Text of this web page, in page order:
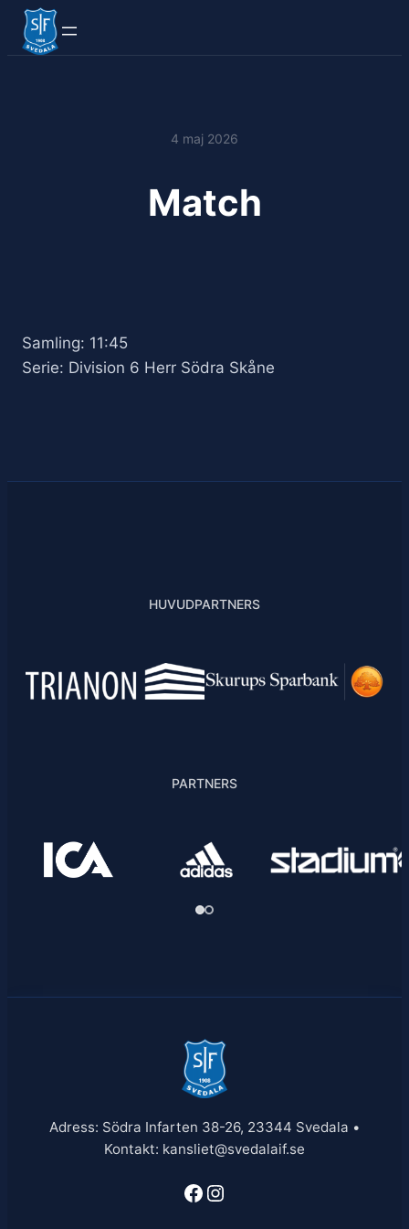
4 maj 2026
Match
Samling: 11:45
Serie: Division 6 Herr Södra Skåne
HUVUDPARTNERS
PARTNERS
Adress: Södra Infarten 38-26, 23344 Svedala •
Kontakt: kansliet@svedalaif.se
Facebook
Instagram